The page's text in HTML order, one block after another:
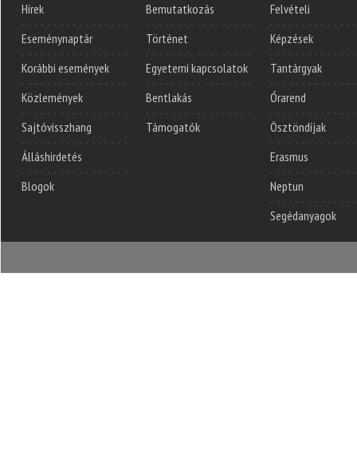
Hírek
Eseménynaptár
Korábbi események
Közlemények
Sajtóvisszhang
Álláshirdetés
Blogok
Bemutatkozás
Történet
Egyetemi kapcsolatok
Bentlakás
Támogatók
Felvételi
Képzések
Tantárgyak
Órarend
Ösztöndíjak
Erasmus
Neptun
Segédanyagok